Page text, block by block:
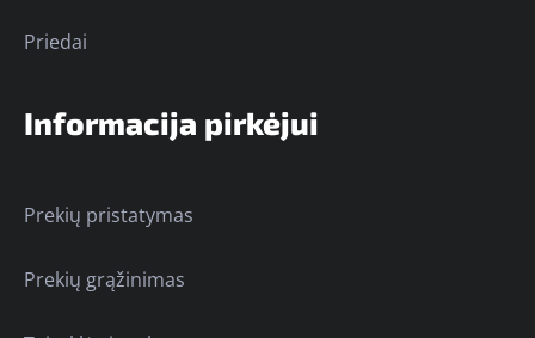
Priedai
Informacija pirkėjui
Prekių pristatymas
Prekių grąžinimas